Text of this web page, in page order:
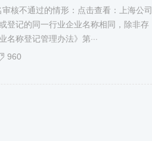
核不通过的情形：点击查看：上海公司
登记的同一行业企业名称相同，除非存
称登记管理办法》第···
960